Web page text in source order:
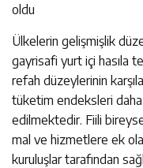
oldu
Ülkelerin gelişmişlik
gayrisafi yurt içi hasıla
refah düzeylerinin
tüketim endeksleri
edilmektedir. Fiili
mal ve hizmetlere ek
kuruluşlar tarafından